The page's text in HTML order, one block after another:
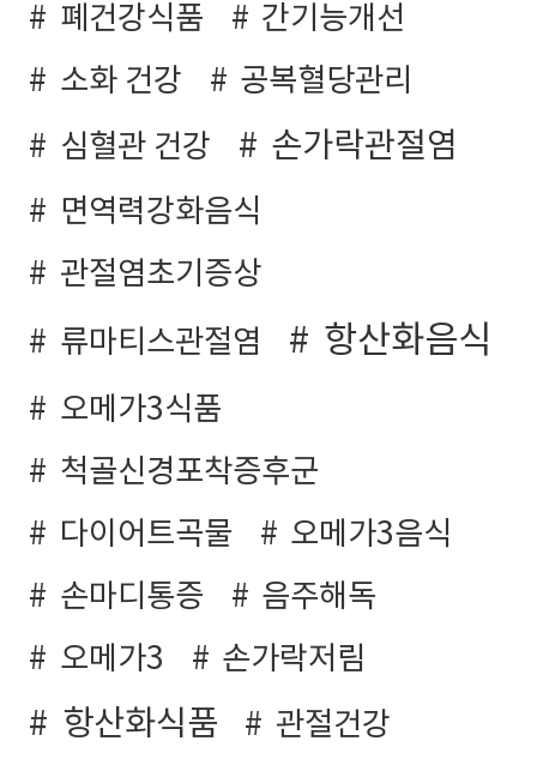
폐건강식품
간기능개선
소화 건강
공복혈당관리
심혈관 건강
손가락관절염
면역력강화음식
관절염초기증상
류마티스관절염
항산화음식
오메가3식품
척골신경포착증후군
다이어트곡물
오메가3음식
손마디통증
음주해독
오메가3
손가락저림
항산화식품
관절건강